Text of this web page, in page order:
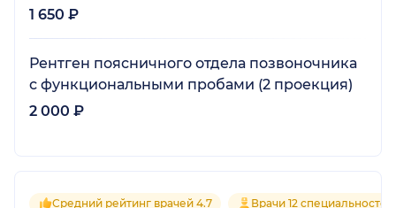
1 650 ₽
Рентген поясничного отдела позвоночника
с функциональными пробами (2 проекция)
2 000 ₽
Средний рейтинг врачей 4.7 Врачи 12 специальностей